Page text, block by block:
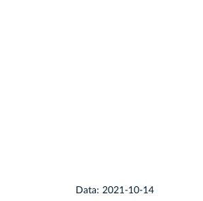
Data: 2021-10-14